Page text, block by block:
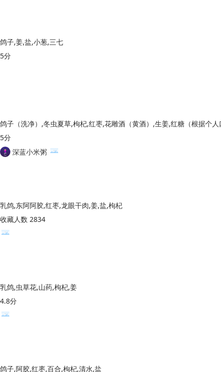
鸽子,姜,盐,小葱,三七
5分
5分
深蓝小米粥
乳鸽,东阿阿胶,红枣,龙眼干肉,姜,盐,枸杞
收藏人数 2834
乳鸽,虫草花,山药,枸杞,姜
4.8分
鸽子,阿胶,红枣,百合,枸杞,清水,盐